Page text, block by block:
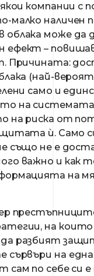
компании с
малко наличен
облака може да
ефект –
Причината:
(най-
само и
на системата
на риска от
ѝ. Само
също не е
важно и как
на
на които
разбият
сървъри на
сам по себе си е